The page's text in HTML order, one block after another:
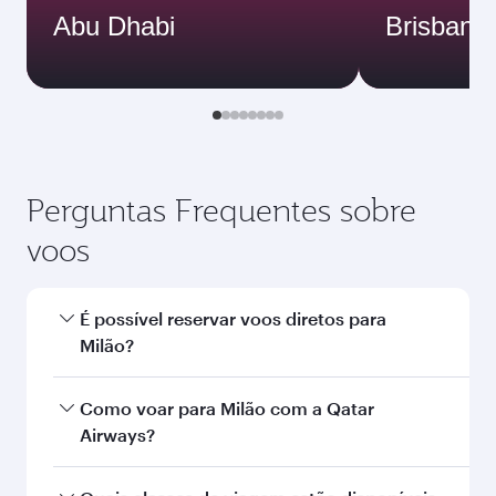
Abu Dhabi Brisbane
Perguntas Frequentes sobre
voos
É possível reservar voos diretos para
Milão?
Sim, a Qatar Airways opera voos diretos para
Milão. Busque voos na nossa página inicial para
Como voar para Milão com a Qatar
Airways?